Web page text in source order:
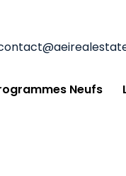
Neufs